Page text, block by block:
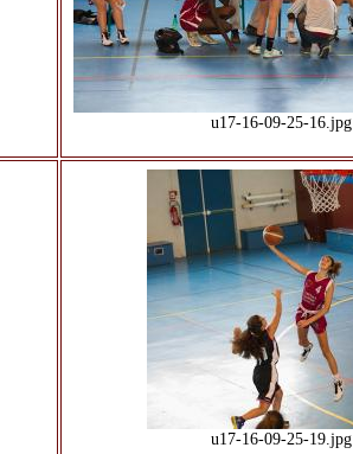
u17-16-09-25-16.jpg
u17-16-09-25-19.jpg